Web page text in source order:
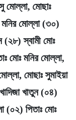
মোল্লা, মোছাঃ
মনির মোল্লা (৩০)
(২৮) স্বামী মোঃ
মোঃ মনির মোল্লা,
মোছাঃ সুমাইয়া
খাতুন (০৪)
(০২) পিতাঃ মোঃ